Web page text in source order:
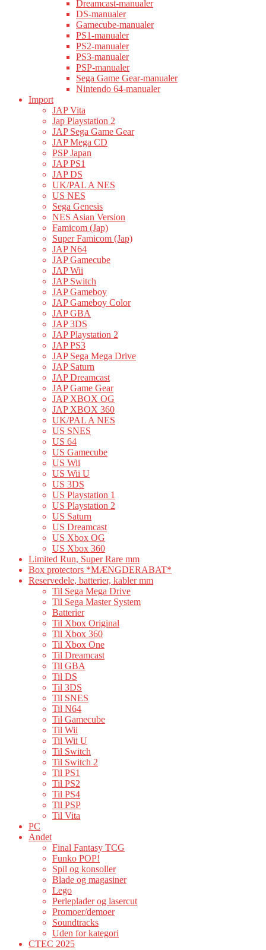
Dreamcast-manualer
DS-manualer
Gamecube-manualer
PS1-manualer
PS2-manualer
PS3-manualer
PSP-manualer
Sega Game Gear-manualer
Nintendo 64-manualer
Import
JAP Vita
Jap Playstation 2
JAP Sega Game Gear
JAP Mega CD
PSP Japan
JAP PS1
JAP DS
UK/PAL A NES
US NES
Sega Genesis
NES Asian Version
Famicom (Jap)
Super Famicom (Jap)
JAP N64
JAP Gamecube
JAP Wii
JAP Switch
JAP Gameboy
JAP Gameboy Color
JAP GBA
JAP 3DS
JAP Playstation 2
JAP PS3
JAP Sega Mega Drive
JAP Saturn
JAP Dreamcast
JAP Game Gear
JAP XBOX OG
JAP XBOX 360
UK/PAL A NES
US SNES
US 64
US Gamecube
US Wii
US Wii U
US 3DS
US Playstation 1
US Playstation 2
US Saturn
US Dreamcast
US Xbox OG
US Xbox 360
Limited Run, Super Rare mm
Box protectors *MÆNGDERABAT*
Reservedele, batterier, kabler mm
Til Sega Mega Drive
Til Sega Master System
Batterier
Til Xbox Original
Til Xbox 360
Til Xbox One
Til Dreamcast
Til GBA
Til DS
Til 3DS
Til SNES
Til N64
Til Gamecube
Til Wii
Til Wii U
Til Switch
Til Switch 2
Til PS1
Til PS2
Til PS4
Til PSP
Til Vita
PC
Andet
Final Fantasy TCG
Funko POP!
Spil og konsoller
Blade og magasiner
Lego
Perleplader og lasercut
Promoer/demoer
Soundtracks
Uden for kategori
CTEC 2025